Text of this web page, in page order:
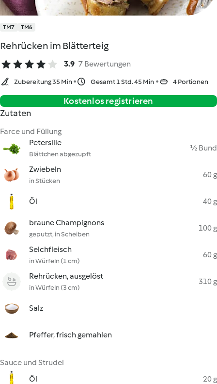
TM7 TM6
Rehrücken im Blätterteig
3.9 7 Bewertungen
Zubereitung 35 Min Gesamt 1 Std. 45 Min 4 Portionen
Kostenlos registrieren
Zutaten
Farce und Füllung
Petersilie
Blättchen abgezupft
½ Bund
Zwiebeln
in Stücken
60 g
Öl 40 g
braune Champignons
geputzt, in Scheiben
100 g
Selchfleisch
in Würfeln (1 cm)
60 g
Rehrücken, ausgelöst
in Würfeln (3 cm)
310 g
Salz
Pfeffer, frisch gemahlen
Sauce und Strudel
Öl
20 g